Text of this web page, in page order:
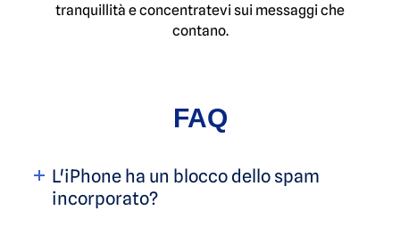
tranquillità e concentratevi sui messaggi che
contano.
FAQ
L'iPhone ha un blocco dello spam
incorporato?